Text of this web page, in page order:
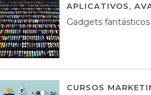
APLICATIVOS,
Gadgets
CURSOS